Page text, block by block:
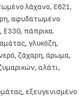
λάχανο, E621,
αφυδατωμένο
Ε330, πάπρικα.
γλυκόζη,
ζάχαρη, άρωμα,
αλάτι,
εξευγενισμένο